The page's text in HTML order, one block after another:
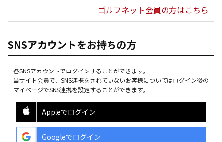
ゴルフネット会員の方はこちら
SNSアカウントをお持ちの方
各SNSアカウントでログインすることができます。
当サイト会員で、SNS連携をされていないお客様についてはログイン後の
マイページでSNS連携を設定することができます。
Appleでログイン
Googleでログイン